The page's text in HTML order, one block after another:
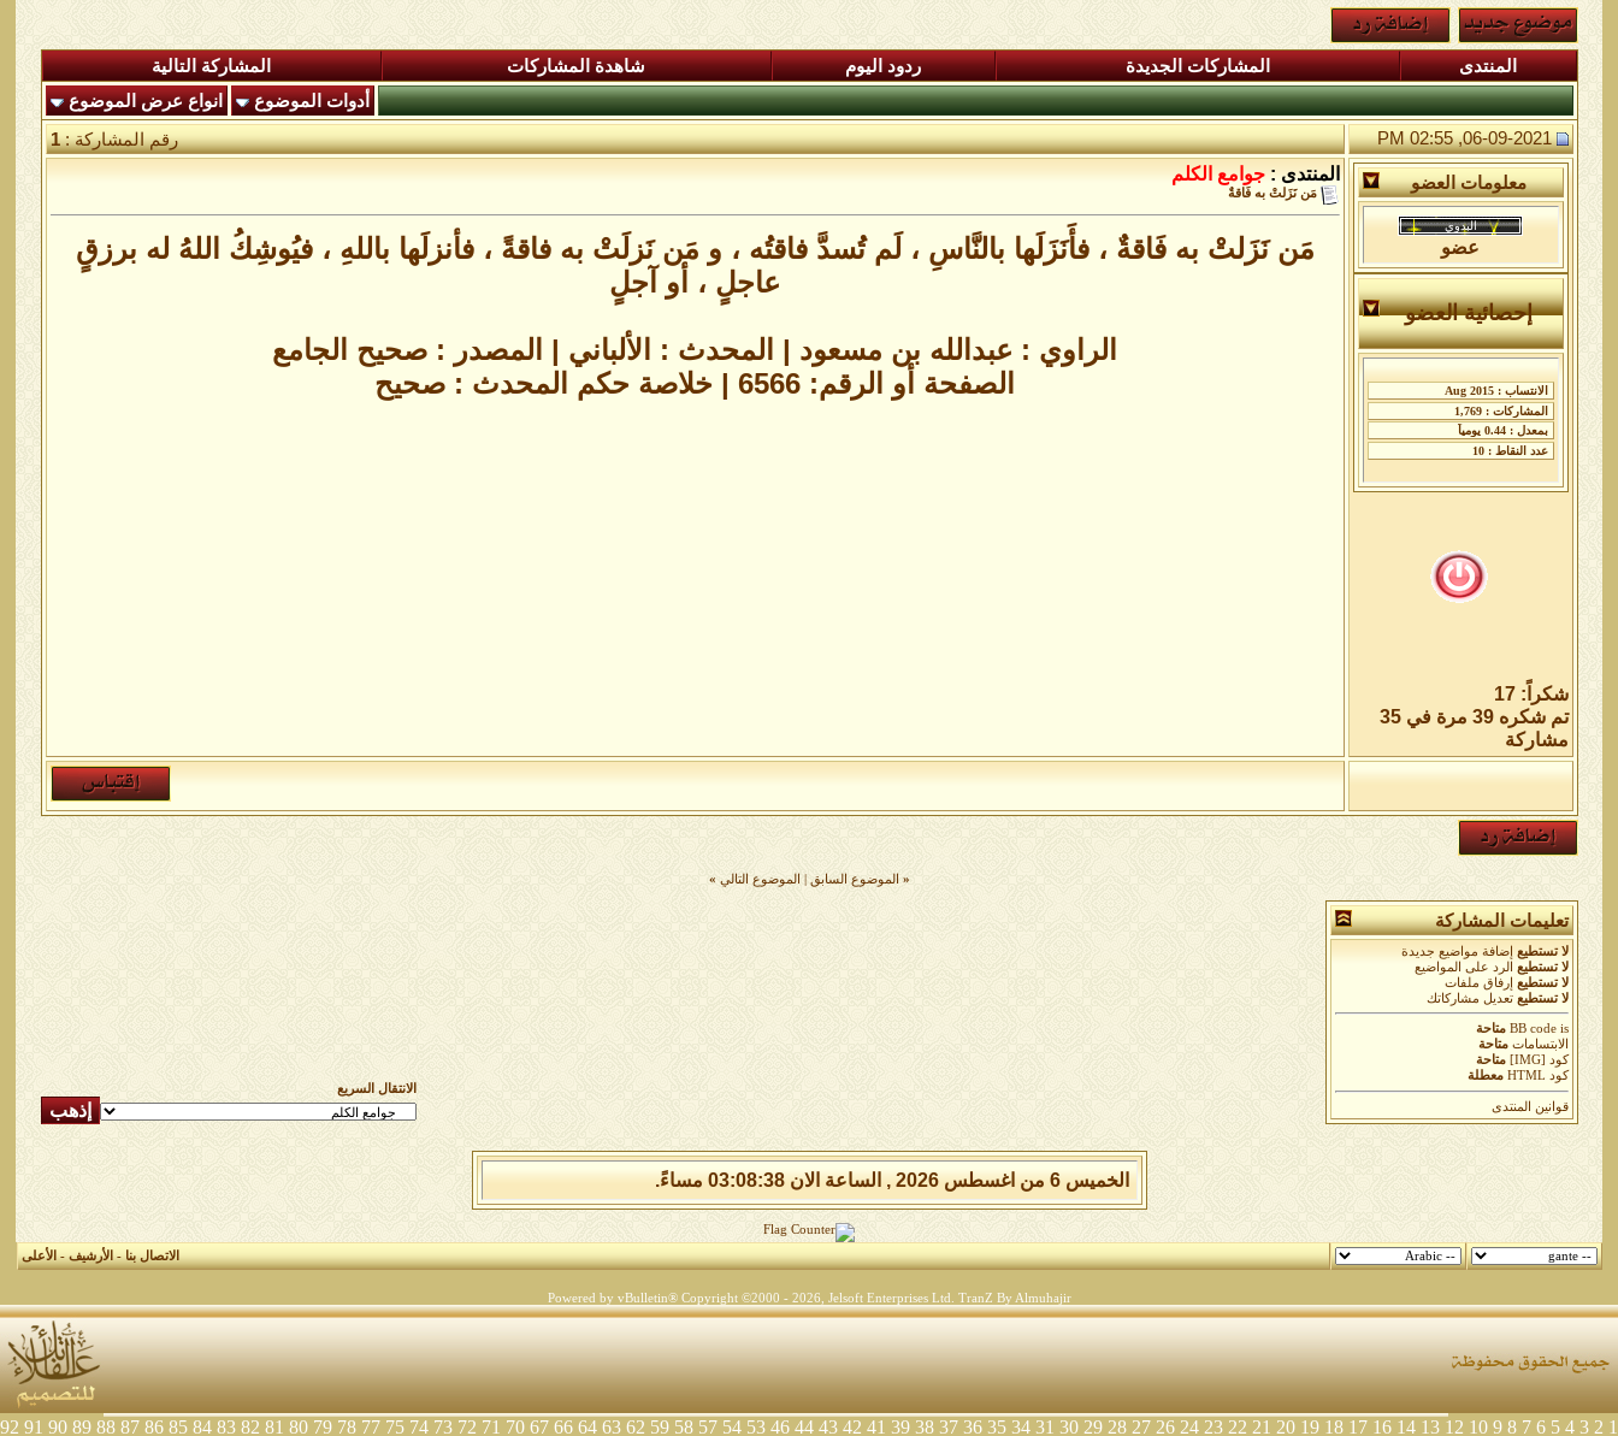
المنتدى المشاركات الجديدة ردود اليوم شاهدة المشاركات
المشاركة التالية
أدوات الموضوع
انواع عرض الموضوع
06-09-2021, 02:55 PM
رقم المشاركة :1
معلومات العضو
عضو
إحصائية العضو
شكراً: 17
تم شكره 39 مرة في 35
مشاركة
المنتدى : جوامع الكلم
مَن نَزَلتْ به فَاقةٌ
مَن نَزَلتْ به فَاقةٌ ، فأَنَزَلَها بالنَّاسِ ، لَم تُسدَّ فاقتُه ، و مَن نَزلَتْ به فاقةً ، فأنزلَها باللهِ ، فيُوشِكُ اللهُ له برزقٍ
عاجلٍ ، أو آجلٍ
الراوي : عبدالله بن مسعود | المحدث : الألباني | المصدر : صحيح الجامع
الصفحة أو الرقم: 6566 | خلاصة حكم المحدث : صحيح
« الموضوع السابق الموضوع التالي »
تعليمات المشاركة
لا تستطيع
إضافة مواضيع جديدة
لا تستطيع
الرد على المواضيع
لا تستطيع
إرفاق ملفات
لا تستطيع تعديل مشاركاتك
BB codeis
متاحة
الابتسامات متاحة
كود [IMG]
متاحة
كود HTML
معطلة
قوانين المنتدى
الانتقال السريع
الخميس 6 من اغسطس 2026 , الساعة الان 03:08:38 مساءً.
الاتصال بنا-الأرشيف-الأعلى
Powered by vBulletin® Copyright ©2000 - 2026, Jelsoft Enterprises Ltd. TranZ By Almuhajir
1
2
3
4
5
6
7
8
9
10
12
13
14
16
17
18
19
20
21
22
23
24
26
27
28
29
30
31
34
35
36
37
38
39
41
42
43
44
46
53
54
57
58
59
62
63
64
66
67
70
71
72
73
74
75
77
78
79
80
81
82
83
84
85
86
87
88
89
90
91
92